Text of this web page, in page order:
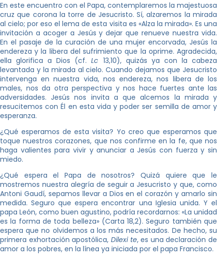
En este encuentro con el Papa, contemplaremos la majestuosa
cruz que corona la torre de Jesucristo. Sí, alzaremos la mirada
al cielo; por eso el lema de esta visita es «Alza la mirada». Es una
invitación a acoger a Jesús y dejar que renueve nuestra vida.
En el pasaje de la curación de una mujer encorvada, Jesús la
endereza y la libera del sufrimiento que la oprime. Agradecida,
ella glorifica a Dios (cf.Lc 13,10), quizás ya con la cabeza
levantada y la mirada al cielo. Cuando dejamos que Jesucristo
intervenga en nuestra vida, nos endereza, nos libera de los
males, nos da otra perspectiva y nos hace fuertes ante las
adversidades. Jesús nos invita a que alcemos la mirada y
resucitemos con Él en esta vida y poder ser semilla de amor y
esperanza.
¿Qué esperamos de esta visita? Yo creo que esperamos que
toque nuestros corazones, que nos confirme en la fe, que nos
haga valientes para vivir y anunciar a Jesús con fuerza y sin
miedo.
¿Qué espera el Papa de nosotros? Quizá quiere que le
mostremos nuestra alegría de seguir a Jesucristo y que, como
Antoni Gaudí, sepamos llevar a Dios en el corazón y amarlo sin
medida. Seguro que espera encontrar una Iglesia unida. Y el
papa León, como buen agustino, podría recordarnos: «La unidad
es la forma de toda belleza» (Carta 18,2). Seguro también que
espera que no olvidemos a los más necesitados. De hecho, su
primera exhortación apostólica, Dilexi te, es una declaración de
amor a los pobres, en la línea ya iniciada por el papa Francisco.